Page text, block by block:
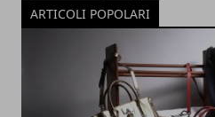
ARTICOLI POPOLARI